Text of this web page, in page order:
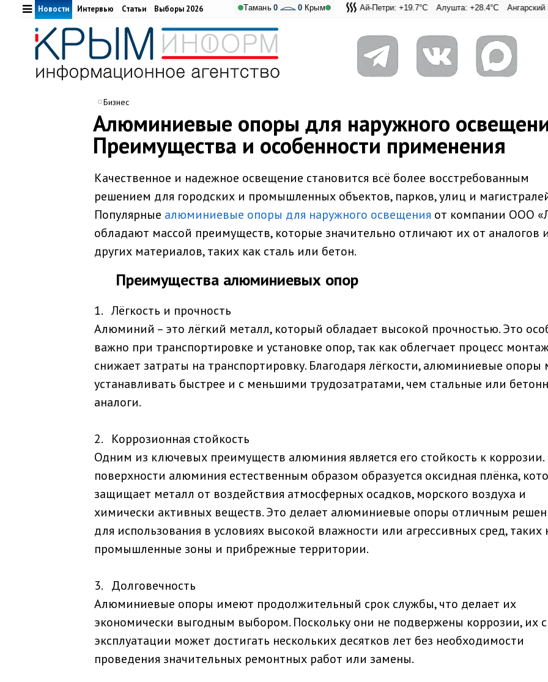
Адмиральская
Ай-Петри: +19.7°C Алушта: +28.4°C Ангарский перевал:
Тамань 0 0 Крым
Новости Интервью Статьи Выборы 2026
Бизнес
Алюминиевые опоры для наружного
Преимущества и особенности применения
Качественное и надежное освещение становится всё более восстребованным
решением для городских и промышленных объектов, парков, улиц и
Популярные алюминиевые опоры для наружного освещения от компании ООО
обладают массой преимуществ, которые значительно отличают их от аналогов
других материалов, таких как сталь или бетон.
Преимущества алюминиевых опор
1. Лёгкость и прочность
Алюминий – это лёгкий металл, который обладает высокой прочностью. Это
важно при транспортировке и установке опор, так как облегчает процесс
снижает затраты на транспортировку. Благодаря лёгкости, алюминиевые
устанавливать быстрее и с меньшими трудозатратами, чем стальные или
аналоги.
2. Коррозионная стойкость
Одним из ключевых преимуществ алюминия является его стойкость к коррозии.
поверхности алюминия естественным образом образуется оксидная плёнка,
защищает металл от воздействия атмосферных осадков, морского воздуха и
химически активных веществ. Это делает алюминиевые опоры отличным
для использования в условиях высокой влажности или агрессивных сред, таких
промышленные зоны и прибрежные территории.
3. Долговечность
Алюминиевые опоры имеют продолжительный срок службы, что делает их
экономически выгодным выбором. Поскольку они не подвержены коррозии, их
эксплуатации может достигать нескольких десятков лет без необходимости
проведения значительных ремонтных работ или замены.